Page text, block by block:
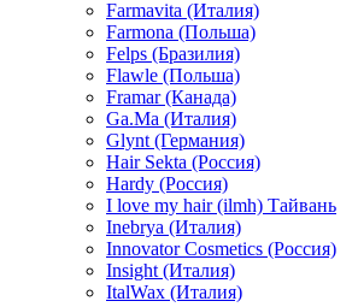
Farmavita (Италия)
Farmona (Польша)
Felps (Бразилия)
Flawle (Польша)
Framar (Канада)
Ga.Ma (Италия)
Glynt (Германия)
Hair Sekta (Россия)
Hardy (Россия)
I love my hair (ilmh) Тайвань
Inebrya (Италия)
Innovator Cosmetics (Россия)
Insight (Италия)
ItalWax (Италия)